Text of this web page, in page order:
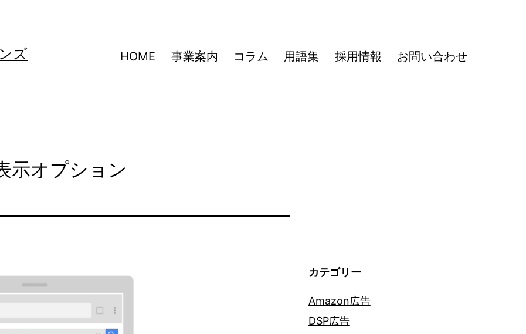
ズ HOME 事業案内 コラム 用語集 採用情報 お問い合わせ
示オプション
カテゴリー
Amazon広告
DSP広告